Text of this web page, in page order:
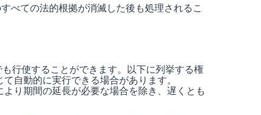
べての法的根拠が消滅した後も処理されるこ
行使することができます。以下に列挙する権
自動的に実行できる場合があります。
り期間の延長が必要な場合を除き、遅くとも